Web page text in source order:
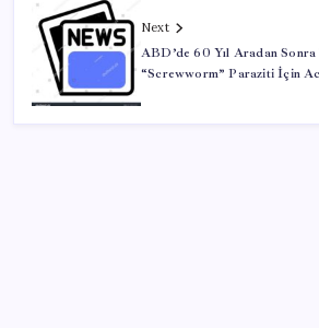
Next
ABD’de 60 Yıl Aradan
“Screwworm” Paraziti İçin